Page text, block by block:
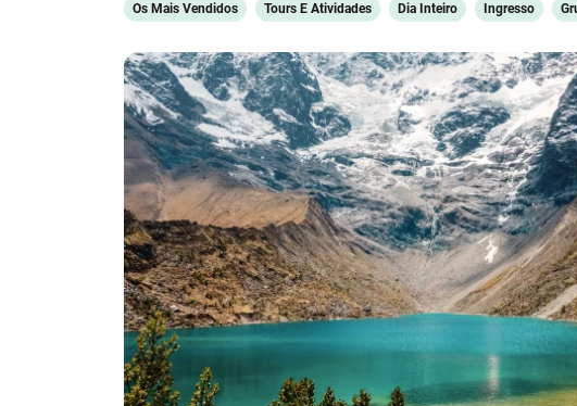
Os Mais Vendidos Tours E Atividades Dia Inteiro Ingresso